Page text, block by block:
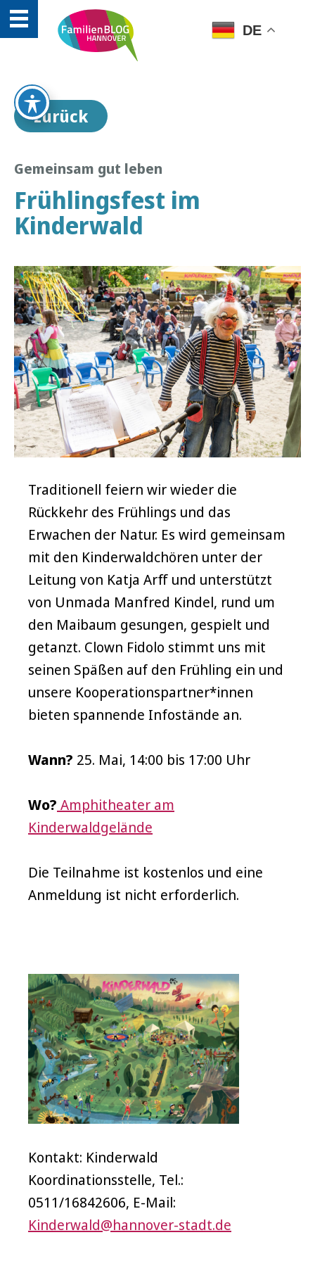
DE
zurück
Gemeinsam gut leben
Frühlingsfest im
Kinderwald
Traditionell feiern wir wieder die
Rückkehr des Frühlings und das
Erwachen der Natur. Es wird gemeinsam
mit den Kinderwaldchören unter der
Leitung von Katja Arff und unterstützt
von Unmada Manfred Kindel, rund um
den Maibaum gesungen, gespielt und
getanzt. Clown Fidolo stimmt uns mit
seinen Späßen auf den Frühling ein und
unsere Kooperationspartner*innen
bieten spannende Infostände an.
Wann? 25. Mai, 14:00 bis 17:00 Uhr
Wo? Amphitheater am
Kinderwaldgelände
Die Teilnahme ist kostenlos und eine
Anmeldung ist nicht erforderlich.
Kontakt: Kinderwald
Koordinationsstelle, Tel.:
0511/16842606, E-Mail:
Kinderwald@hannover-stadt.de